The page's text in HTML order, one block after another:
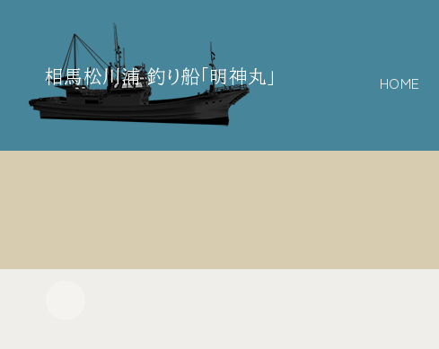
相馬松川浦 釣り船「明神丸」 HOME